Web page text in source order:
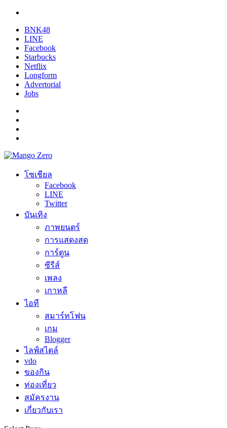
BNK48
LINE
Facebook
Starbucks
Netflix
Longform
Advertorial
Jobs
โซเชียล
Facebook
LINE
Twitter
บันเทิง
ภาพยนตร์
การแสดงสด
การ์ตูน
ซีรีส์
เพลง
เกาหลี
ไอที
สมาร์ทโฟน
เกม
Blogger
ไลฟ์สไตล์
vdo
ของกิน
ท่องเที่ยว
สมัครงาน
เกี่ยวกับเรา